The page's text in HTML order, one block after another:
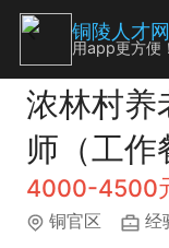
浓林村养
师（工
4000-4500
铜官区 经
铜陵人才网
用app更方便！